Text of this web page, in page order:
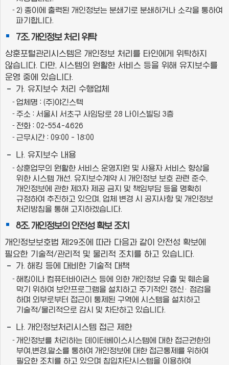
2) 종이에 출력된 개인정보는 분쇄기로 분쇄하거나 소각을 통하여
파기합니다.
7조. 개인정보 처리 위탁
상훈포털관리시스템은 개인정보 처리를 타인에게 위탁하지
않습니다. 다만, 시스템의 원활한 서비스 등을 위해 유지보수를
운영 중에 있습니다.
가. 유지보수 처리 수행업체
업체명 : (주)야긴스텍
주소 : 서울시 서초구 사임당로 28 나이스빌딩 3층
전화 : 02-554-4626
근무시간 : 09:00 - 18:00
나. 유지보수 내용
상훈업무의 원활한 서비스 운영지원 및 사용자 서비스 향상을
위한 시스템 개선. 유지보수계약 시 개인정보 보호 관련 준수,
개인정보에 관한 제3자 제공 금지 및 책임부담 등을 명확히
규정하여 추진하고 있으며, 업체 변경 시 공지사항 및 개인정보
처리방침을 통해 고지하겠습니다.
8조. 개인정보의 안전성 확보 조치
개인정보보호법 제29조에 따라 다음과 같이 안전성 확보에
필요한 기술적/관리적 및 물리적 조치를 하고 있습니다.
가. 해킹 등에 대비한 기술적 대책
해킹이나 컴퓨터바이러스 등에 의한 개인정보 유출 및 훼손을
막기 위하여 보안프로그램을 설치하고 주기적인 갱신· 점검을
하며 외부로부터 접근이 통제된 구역에 시스템을 설치하고
기술적/물리적으로 감시 및 차단하고 있습니다.
나. 개인정보처리시스템 접근 제한
개인정보를 처리하는 데이터베이스시스템에 대한 접근권한의
부여,변경,말소를 통하여 개인정보에 대한 접근통제를 위하여
필요한 조치를 하고 있으며 침입차단시스템을 이용하여